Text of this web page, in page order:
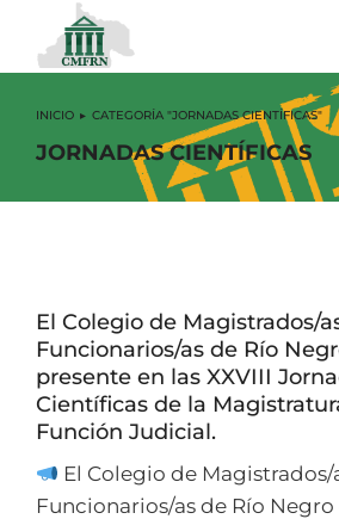
Estás aquí:
INICIO CATEGORÍA "JORNADAS CIENTÍFICAS"
JORNADAS CIENTÍFICAS
El Colegio de Magistrados/
Funcionarios/as de Río
presente en las XXVIII
Científicas de la
Función Judicial.
El Colegio de Magistrados/
Funcionarios/as de Río Negro